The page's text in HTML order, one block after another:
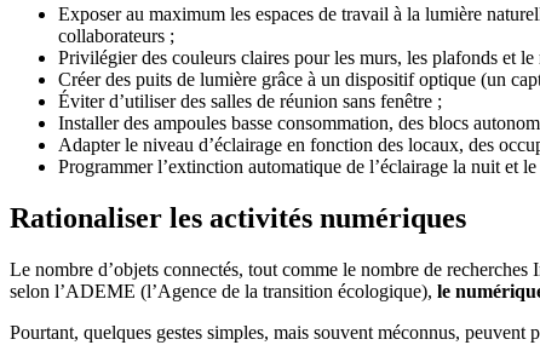
Exposer au maximum les espaces de travail à la lumière
collaborateurs ;
Privilégier des couleurs claires pour les murs, les plafonds et
Créer des puits de lumière grâce à un dispositif optique (un
Éviter d’utiliser des salles de réunion sans fenêtre ;
Installer des ampoules basse consommation, des blocs
Adapter le niveau d’éclairage en fonction des locaux, des
Programmer l’extinction automatique de l’éclairage la nuit et
Rationaliser les activités numériques
Le nombre d’objets connectés, tout comme le nombre de
selon l’ADEME (l’Agence de la transition écologique), le
Pourtant, quelques gestes simples, mais souvent méconnus, peuvent